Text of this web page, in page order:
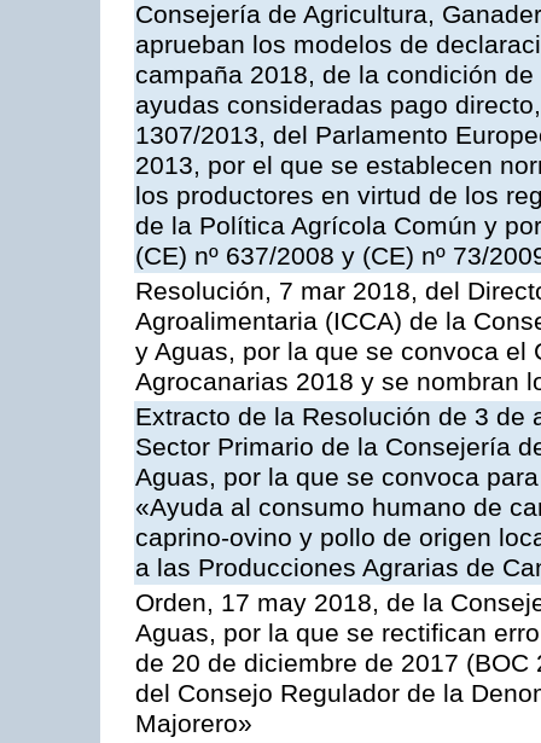
Consejería de Agricultura,
aprueban los modelos de
campaña 2018, de la condición
ayudas consideradas pago
1307/2013, del Parlamento
2013, por el que se establecen
los productores en virtud de los
de la Política Agrícola Común y
(CE) nº 637/2008 y (CE) nº 73/
Resolución, 7 mar 2018, del
Agroalimentaria (ICCA) de la
y Aguas, por la que se convoca el
Agrocanarias 2018 y se nombran
Extracto de la Resolución de 3
Sector Primario de la Consejería
Aguas, por la que se convoca
«Ayuda al consumo humano de
caprino-ovino y pollo de origen
a las Producciones Agrarias de
Orden, 17 may 2018, de la
Aguas, por la que se rectifican
de 20 de diciembre de 2017
del Consejo Regulador de la
Majorero»